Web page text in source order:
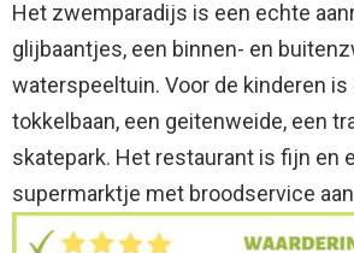
Het zwemparadijs is een echte
glijbaantjes, een binnen- en
waterspeeltuin. Voor de kinderen is
tokkelbaan, een geitenweide, een
skatepark. Het restaurant is fijn en
supermarktje met broodservice